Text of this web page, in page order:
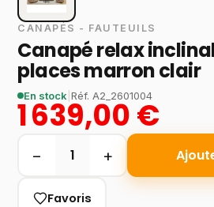
CANAPÉS - FAUTEUILS
Canapé relax
places marron clair
En stock |Réf.A2_2601004
1 639,00 €
− 1 +
Favoris